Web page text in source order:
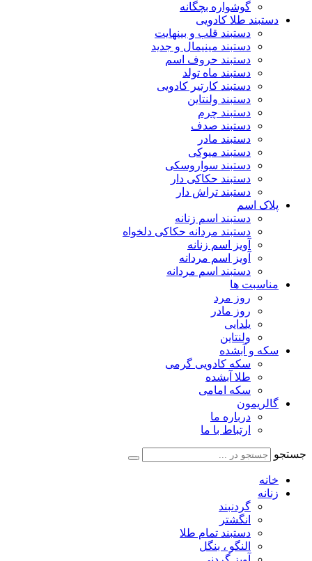
گوشواره بچگانه
دستبند طلا کادویی
دستبند قلب و بینهایت
دستبند مینیمال و جدید
دستبند حروف اسم
دستبند ماه تولد
دستبند کارتیر کادویی
دستبند ولنتاین
دستبند چرم
دستبند صدف
دستبند مادر
دستبند میوکی
دستبند سواروسکی
دستبند حکاکی دار
دستبند تراش دار
پلاک اسم
دستبند اسم زنانه
دستبند مردانه حکاکی دلخواه
آویز اسم زنانه
آویز اسم مردانه
دستبند اسم مردانه
مناسبت ها
روز مرد
روز مادر
یلدایی
ولنتاین
سکه و آبشده
سکه کادویی گرمی
طلا آبشده
سکه امامی
گالریمون
درباره ما
ارتباط با ما
جستجو
خانه
زنانه
گردنبند
انگشتر
دستبند تمام طلا
النگو ، بنگل